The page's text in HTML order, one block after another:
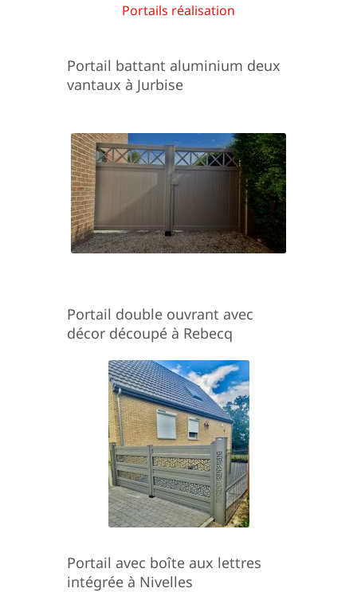
Portails réalisation
Portail battant aluminium deux
vantaux à Jurbise
Portail double ouvrant avec
décor découpé à Rebecq
Portail avec boîte aux lettres
intégrée à Nivelles